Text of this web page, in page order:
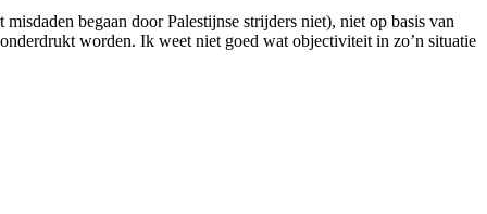
begaan door Palestijnse strijders niet), niet op basis van
worden. Ik weet niet goed wat objectiviteit in zo’n situatie